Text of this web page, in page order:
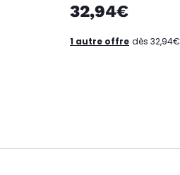
32,94€
1 autre offre dès 32,94€